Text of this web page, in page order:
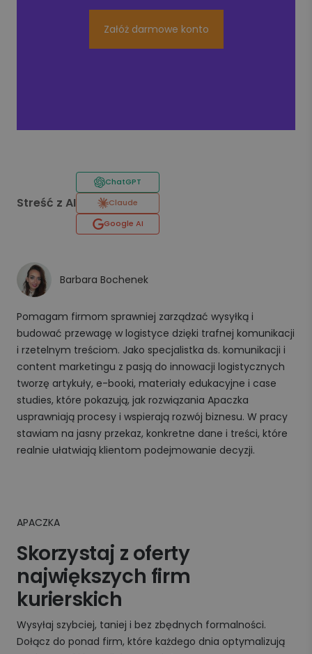
Załóż darmowe konto
Streść z AI
ChatGPT
Claude
Google AI
Barbara Bochenek
Pomagam firmom sprawniej zarządzać wysyłką i
budować przewagę w logistyce dzięki trafnej komunikacji
i rzetelnym treściom. Jako specjalistka ds. komunikacji i
content marketingu z pasją do innowacji logistycznych
tworzę artykuły, e-booki, materiały edukacyjne i case
studies, które pokazują, jak rozwiązania Apaczka
usprawniają procesy i wspierają rozwój biznesu. W pracy
stawiam na jasny przekaz, konkretne dane i treści, które
realnie ułatwiają klientom podejmowanie decyzji.
APACZKA
Skorzystaj z oferty
największych firm
kurierskich
Wysyłaj szybciej, taniej i bez zbędnych formalności.
Dołącz do ponad firm, które każdego dnia optymalizują